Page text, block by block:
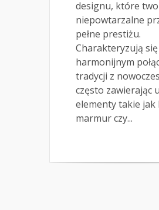
designu, które
niepowtarzalne
pełne prestiżu.
Charakteryzują się
harmonijnym
tradycji z
często zawierając
elementy takie jak
marmur czy...